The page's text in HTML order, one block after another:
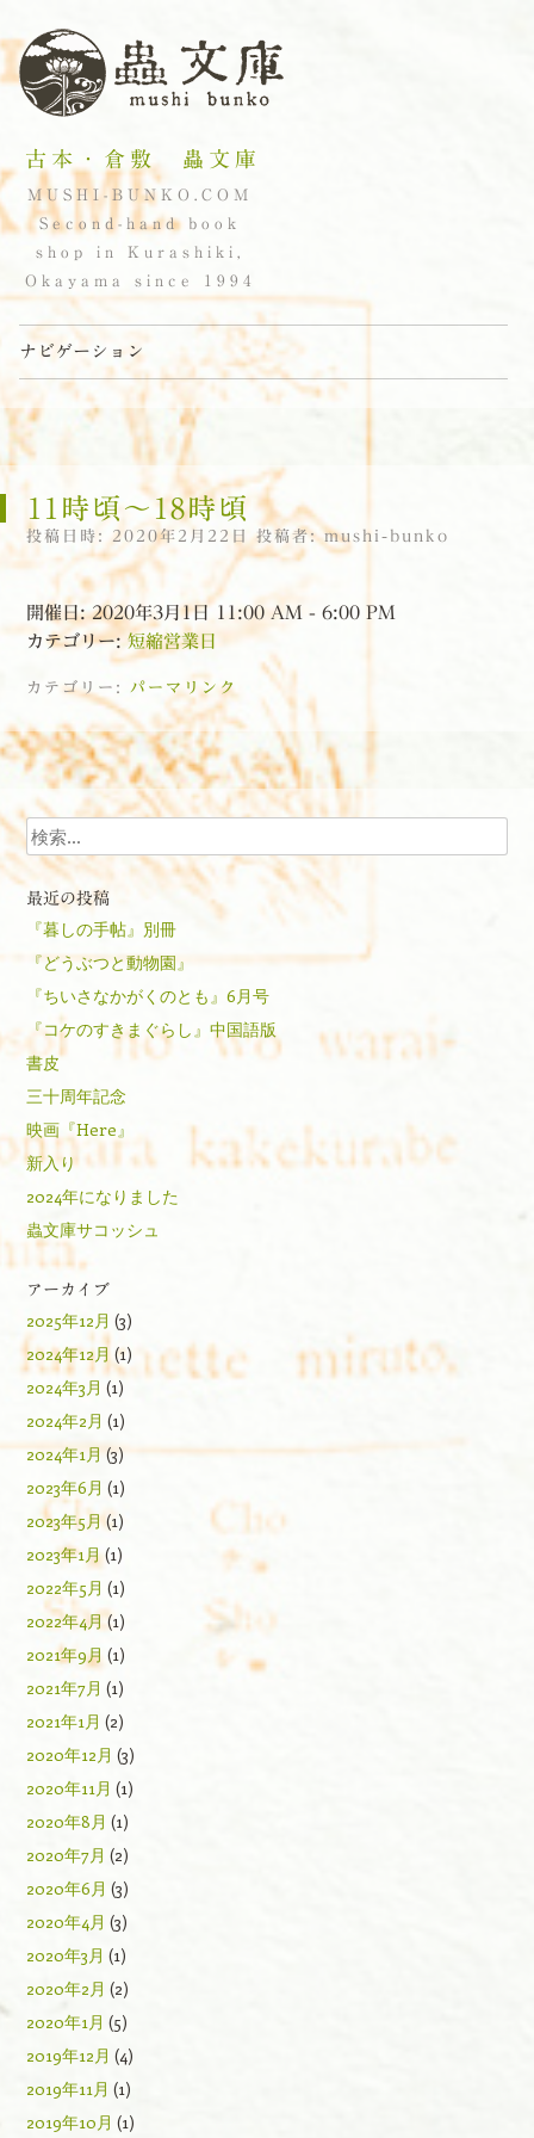
古本・倉敷 蟲文庫
MUSHI-BUNKO.COM
Second-hand book
shop in Kurashiki,
Okayama since 1994
ナビゲーション
コンテンツへスキップ
11時頃〜18時頃
投稿日時: 2020年2月22日 投稿者:mushi-bunko
開催日: 2020年3月1日 11:00 AM - 6:00 PM
カテゴリー: 短縮営業日
カテゴリー: パーマリンク
投稿ナビゲーション
検索
最近の投稿
『暮しの手帖』別冊
『どうぶつと動物園』
『ちいさなかがくのとも』6月号
『コケのすきまぐらし』中国語版
書皮
三十周年記念
映画『Here』
新入り
2024年になりました
蟲文庫サコッシュ
アーカイブ
2025年12月 (3)
2024年12月 (1)
2024年3月 (1)
2024年2月 (1)
2024年1月 (3)
2023年6月 (1)
2023年5月 (1)
2023年1月(1)
2022年5月 (1)
2022年4月(1)
2021年9月 (1)
2021年7月 (1)
2021年1月 (2)
2020年12月 (3)
2020年11月 (1)
2020年8月 (1)
2020年7月 (2)
2020年6月 (3)
2020年4月 (3)
2020年3月 (1)
2020年2月 (2)
2020年1月 (5)
2019年12月 (4)
2019年11月 (1)
2019年10月 (1)